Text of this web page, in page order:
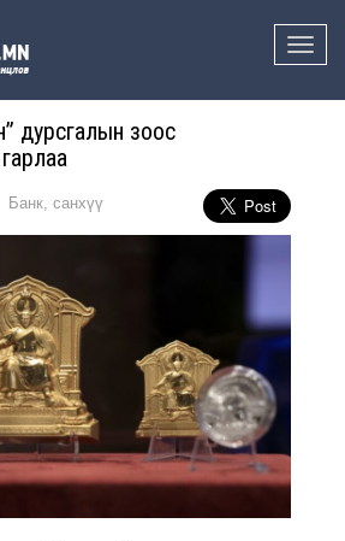
Toggle
дурсгалын зоос
Банк, санхүү